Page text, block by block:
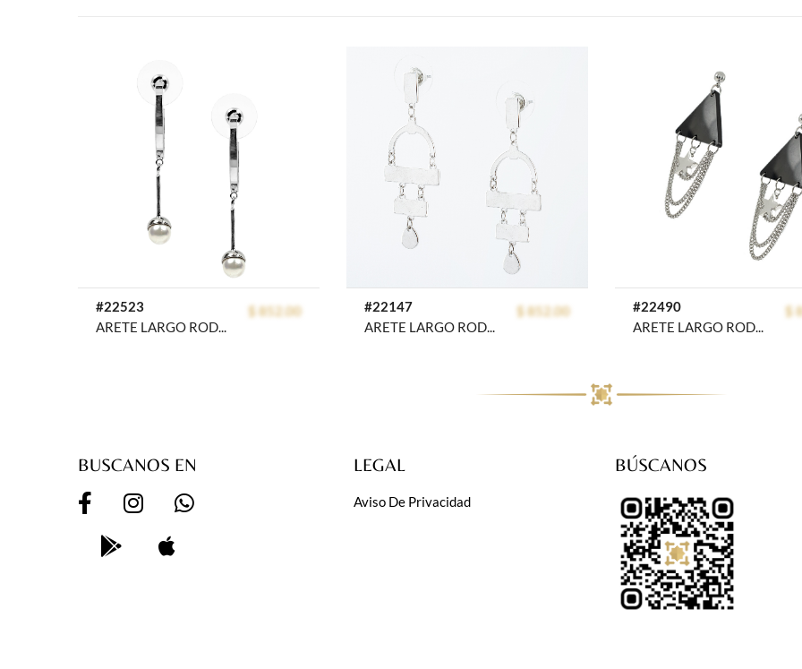
#22523
$ 852.00
ARETE LARGO RODIO CRYSTIME
#22147
$ 852.00
ARETE LARGO RODIO GOLDEN ROD
#22490
$
ARETE LARGO RODIO GOLDEN COLORS
BUSCANOS EN LEGAL
Aviso De Privacidad
BÚSCANOS